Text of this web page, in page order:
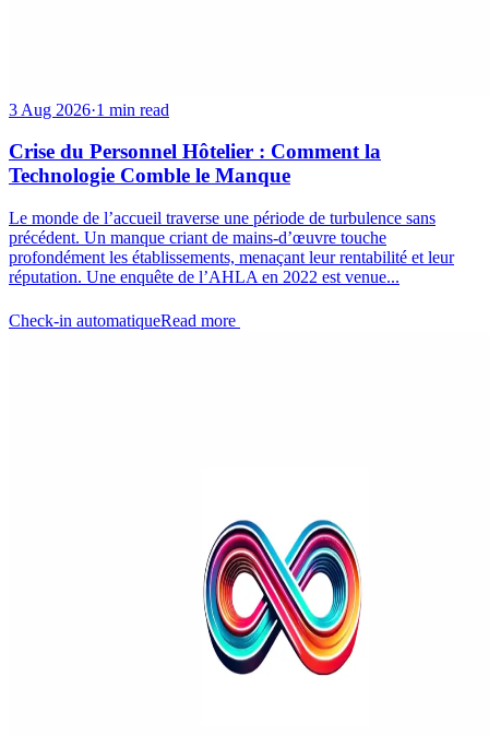
3 Aug 2026·1 min read
Crise du Personnel Hôtelier : Comment la
Technologie Comble le Manque
Le monde de l’accueil traverse une période de turbulence sans
précédent. Un manque criant de mains-d’œuvre touche
profondément les établissements, menaçant leur rentabilité et leur
réputation. Une enquête de l’AHLA en 2022 est venue...
Check-in automatiqueRead more